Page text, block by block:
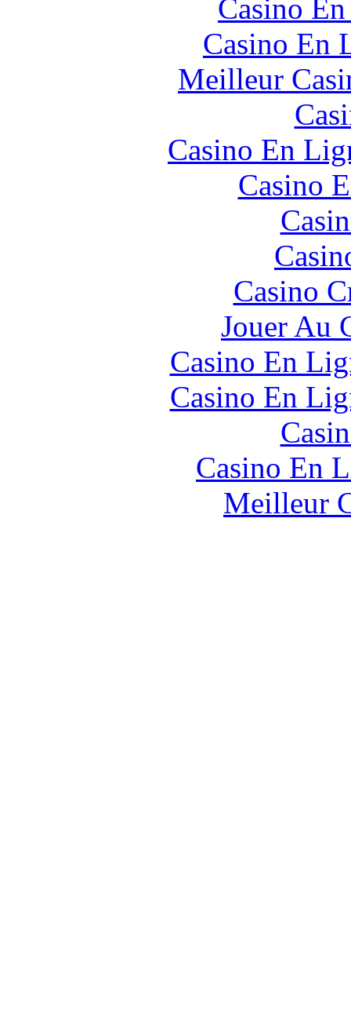
Casino
Casino En
Meilleur
Casino En
Casino
Casino
Jouer Au
Casino En
Casino En
Casino En
Meilleur